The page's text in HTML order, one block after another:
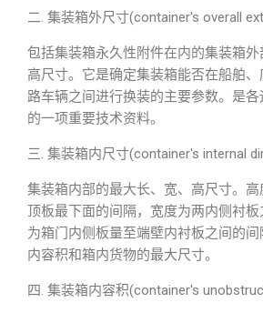
二. 集装箱外尺寸(container′s overall
包括集装箱永久性附件在内的集装箱外
高尺寸。它是确定集装箱能否在船舶
路车辆之间进行换装的主要参数。是
的一项重要技术资料。
三. 集装箱内尺寸(container′s internal
集装箱内部的最大长、宽、高尺寸。
顶板最下面的间隔，宽度为两内侧衬
为箱门内侧板量至端壁内衬板之间的
内容积和箱内货物的最大尺寸。
四. 集装箱内容积(container′s